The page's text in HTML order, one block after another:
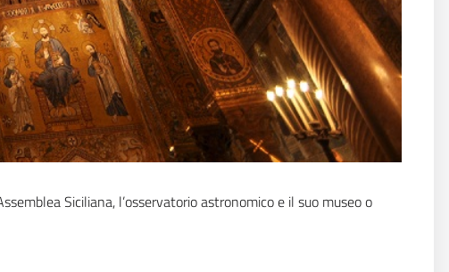
Siciliana, l’osservatorio astronomico e il suo museo o